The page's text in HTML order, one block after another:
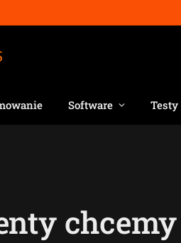
Software Testy
chcemy